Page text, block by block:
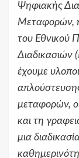
Ψηφιακής
Μεταφορών,
του Εθνικού
Διαδικασιών
έχουμε
μεταφορών,
και τη
μια